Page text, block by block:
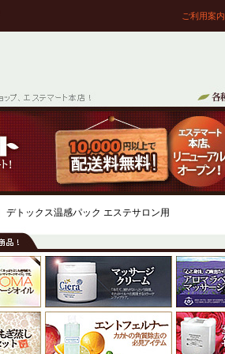
ご利用案内
デトックス温感パック エステサロン用